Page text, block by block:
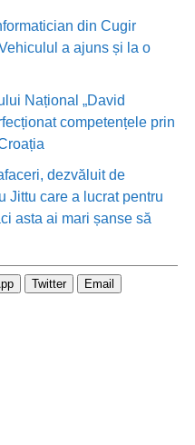
din Cugir
a ajuns și la o
Național „David
competențele prin
dezvăluit de
Jittu care a lucrat pentru
asta ai mari șanse să
Twitter Email